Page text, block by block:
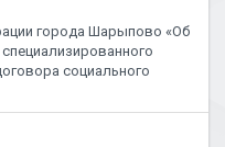
города Шарыпово «Об
социального